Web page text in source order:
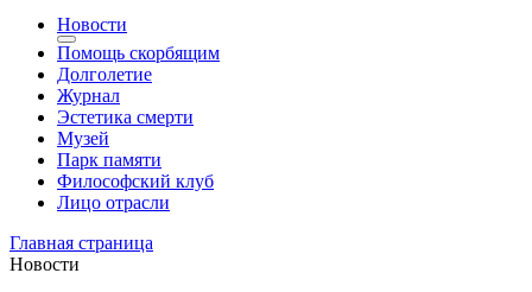
Новости
Помощь скорбящим
Долголетие
Журнал
Эстетика смерти
Музей
Парк памяти
Философский клуб
Лицо отрасли
Главная страница
Новости